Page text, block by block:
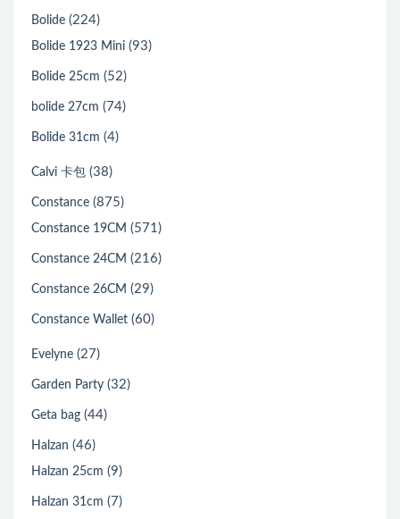
Bolide (224)
Bolide 1923 Mini (93)
Bolide 25cm (52)
bolide 27cm (74)
Bolide 31cm (4)
Calvi 卡包 (38)
Constance (875)
Constance 19CM (571)
Constance 24CM (216)
Constance 26CM (29)
Constance Wallet (60)
Evelyne (27)
Garden Party (32)
Geta bag (44)
Halzan (46)
Halzan 25cm (9)
Halzan 31cm (7)